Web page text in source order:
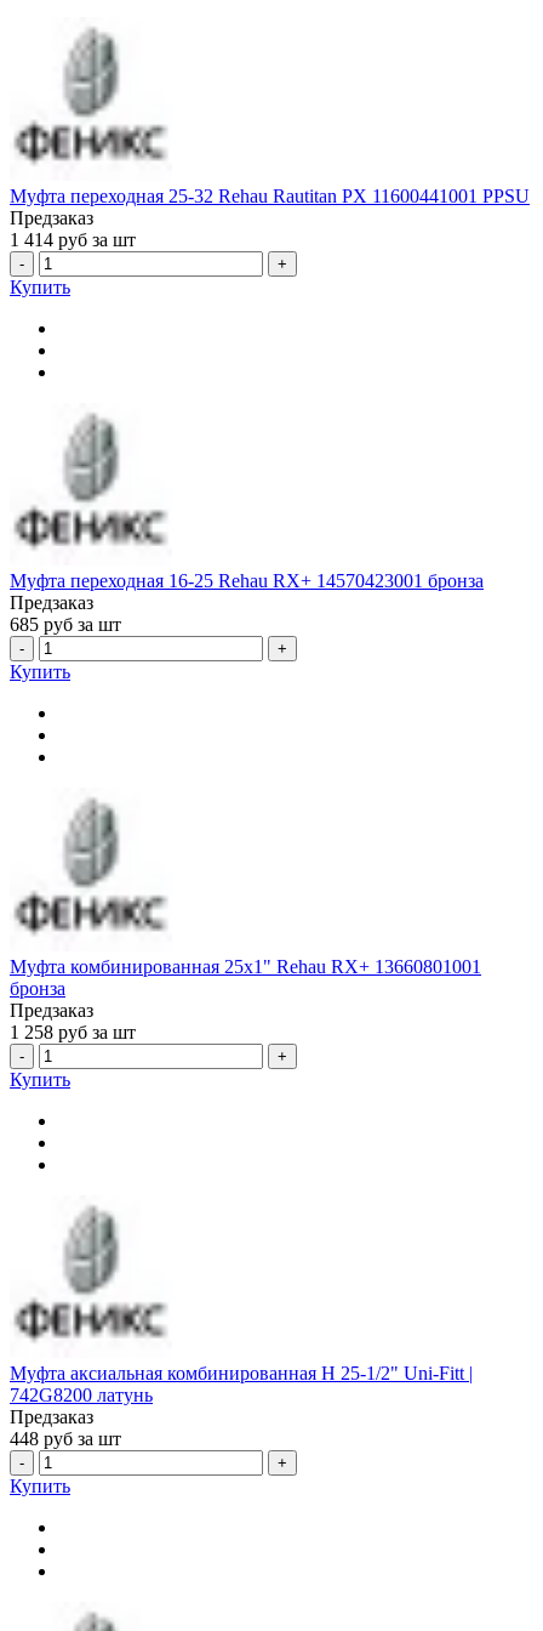
Муфта переходная 25-32 Rehau Rautitan PX 11600441001 PPSU
Предзаказ
1 414 руб за шт
- +
Купить
Муфта переходная 16-25 Rehau RX+ 14570423001 бронза
Предзаказ
685 руб за шт
- +
Купить
Муфта комбинированная 25x1" Rehau RX+ 13660801001
бронза
Предзаказ
1 258 руб за шт
- +
Купить
Муфта аксиальная комбинированная Н 25-1/2" Uni-Fitt |
742G8200 латунь
Предзаказ
448 руб за шт
- +
Купить